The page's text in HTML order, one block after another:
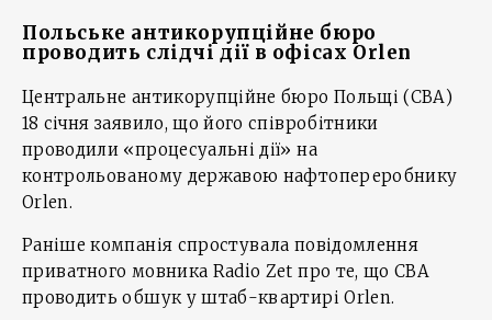
Польське антикорупційне бюро
проводить слідчі дії в офісах Orlen
Центральне антикорупційне бюро Польщі (CBA)
18 січня заявило, що його співробітники
проводили «процесуальні дії» на
контрольованому державою нафтопереробнику
Orlen.
Раніше компанія спростувала повідомлення
приватного мовника Radio Zet про те, що CBA
проводить обшук у штаб-квартирі Orlen.